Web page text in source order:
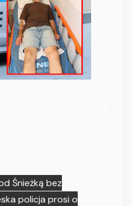
Śnieżką bez
policja prosi o